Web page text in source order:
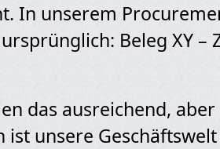
In unserem
Beleg XY
das ausreichend,
ist unsere